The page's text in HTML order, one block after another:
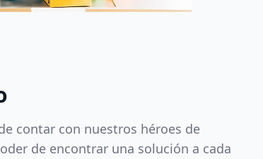
contar con nuestros héroes de
de encontrar una solución a cada